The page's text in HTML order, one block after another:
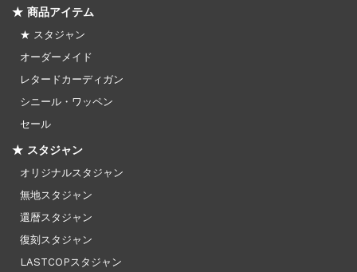
★ 商品アイテム
★ スタジャン
オーダーメイド
レタードカーディガン
シニール・ワッペン
セール
★ スタジャン
オリジナルスタジャン
無地スタジャン
還暦スタジャン
復刻スタジャン
LASTCOPスタジャン